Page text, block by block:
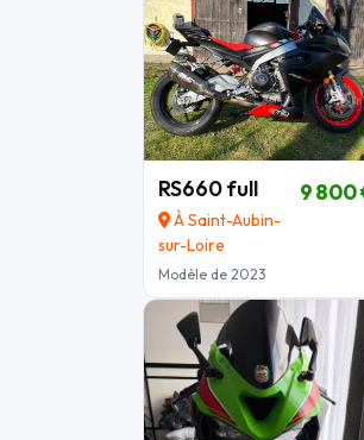
RS660 full
À Saint-Aubin-
sur-Loire
Modèle de 2023
9 800